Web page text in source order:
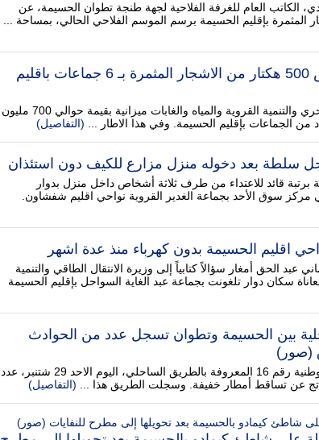
الكاتب العام للغرفة الفلاحية لجهة طنجة تطوان الحسيمة، عن
بإقليم الحسيمة برسم الموسم الفلاحي الحالي، بمساحة ...
مشروع لغرس 500 هكتار من الاشجار المثمرة بـ 6 جماعات باقليم
خصصت وزارة الفلاحة والصيد البحري والتنمية القروية والمياه والغابات ميزانية بقيمة حوالي 700 مليون
من الجماعات بإقليم الحسيمة. وفي هذا الاطار ... (التفاصيل)
سلطة بعد دخوله منزل مزارع للكيف دون استئذان
قائد للاعتداء من طرف ثلاثة أشخاص داخل منزل بدوار
مركز سوق الأحد بجماعة الغدير القروية نواحي اقليم شفشاون.
اقليم الحسيمة بدون كهرباء منذ عدة اشهر
عبد الحق أمغار سؤالاً كتابياً إلى وزيرة الانتقال الطاقي والتنمية
سكان دوار تلغونت بجماعة عبد الغاية السواحل بإقليم الحسيمة
بين الحسيمة وتطوان تسجل عدد من الحوادث
(صور)
شهدت الطريق الوطنية رقم 16 المعروفة بالطريق الساحلي، اليوم الاحد 29 شتنبر، عدد
عن تساقط أمطار خفيفة. وسجلت الطريق هذا ... (التفاصيل)